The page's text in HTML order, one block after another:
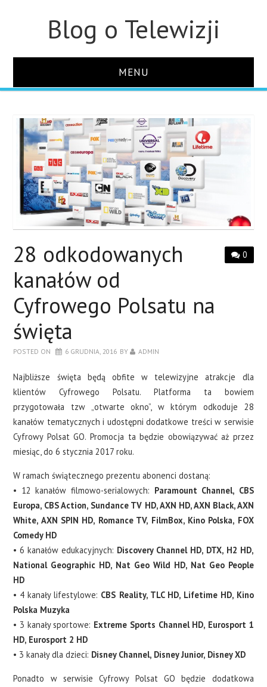
Blog o Telewizji
MENU
O STRONIE
KONTAKT
0
28 odkodowanych
kanałów od
Cyfrowego Polsatu na
święta
POSTED ON 6 GRUDNIA, 2016 BY ADMIN
Najbliższe święta będą obfite w telewizyjne atrakcje dla
klientów Cyfrowego Polsatu. Platforma ta bowiem
przygotowała tzw „otwarte okno”, w którym odkoduje 28
kanałów tematycznych i udostępni dodatkowe treści w serwisie
Cyfrowy Polsat GO. Promocja ta będzie obowiązywać aż przez
miesiąc, do 6 stycznia 2017 roku.
W ramach świątecznego prezentu abonenci dostaną:
• 12 kanałów filmowo-serialowych: Paramount Channel, CBS
Europa, CBS Action, Sundance TV HD, AXN HD, AXN Black, AXN
White, AXN SPIN HD, Romance TV, FilmBox, Kino Polska, FOX
Comedy HD
• 6 kanałów edukacyjnych: Discovery Channel HD, DTX, H2 HD,
National Geographic HD, Nat Geo Wild HD, Nat Geo People
HD
• 4 kanały lifestylowe: CBS Reality, TLC HD, Lifetime HD, Kino
Polska Muzyka
• 3 kanały sportowe: Extreme Sports Channel HD, Eurosport 1
HD, Eurosport 2 HD
• 3 kanały dla dzieci: Disney Channel, Disney Junior, Disney XD
Ponadto w serwisie Cyfrowy Polsat GO będzie dodatkowa